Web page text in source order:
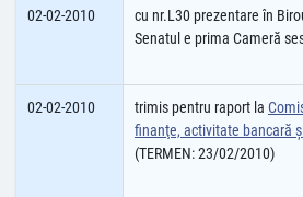
02-02-2010
cu nr.L30 prezentare în
Senatul e prima Cameră
02-02-2010 trimis pentru raport la
finanţe, activitate bancară
(TERMEN: 23/02/2010)